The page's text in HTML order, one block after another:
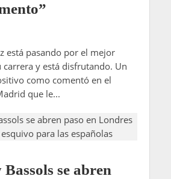
está pasando por el mejor
y está disfrutando. Un
como comentó en el
que le...
se abren